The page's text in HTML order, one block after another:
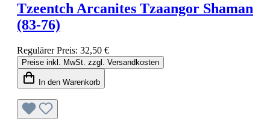
Tzeentch Arcanites Tzaangor Shaman
(83-76)
Regulärer Preis: 32,50 €
Preise inkl. MwSt. zzgl. Versandkosten
In den Warenkorb